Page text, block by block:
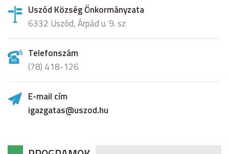
Uszód Község Önkormányzata
6332 Uszód, Árpád u. 9. sz
Telefonszám
(78) 418-126
E-mail cím
igazgatas@uszod.hu